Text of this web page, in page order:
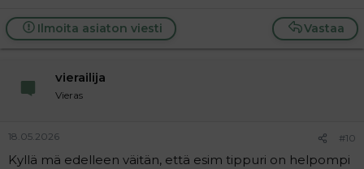
Vastaa
Ilmoita asiaton viesti
vierailija
Vieras
18.05.2026 #10
Kyllä mä edelleen väitän, että esim tippuri on helpompi